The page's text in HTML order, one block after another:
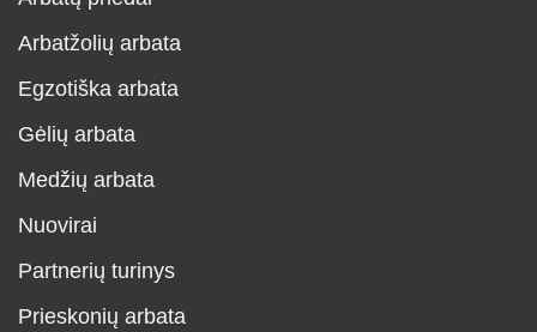
Arbatžolių arbata
Egzotiška arbata
Gėlių arbata
Medžių arbata
Nuovirai
Partnerių turinys
Prieskonių arbata